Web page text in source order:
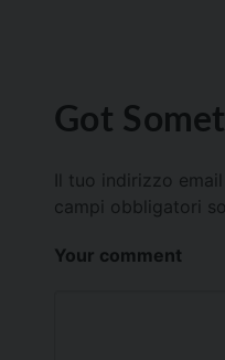
Got
Il tuo indirizzo
campi obbligatori
Your comment